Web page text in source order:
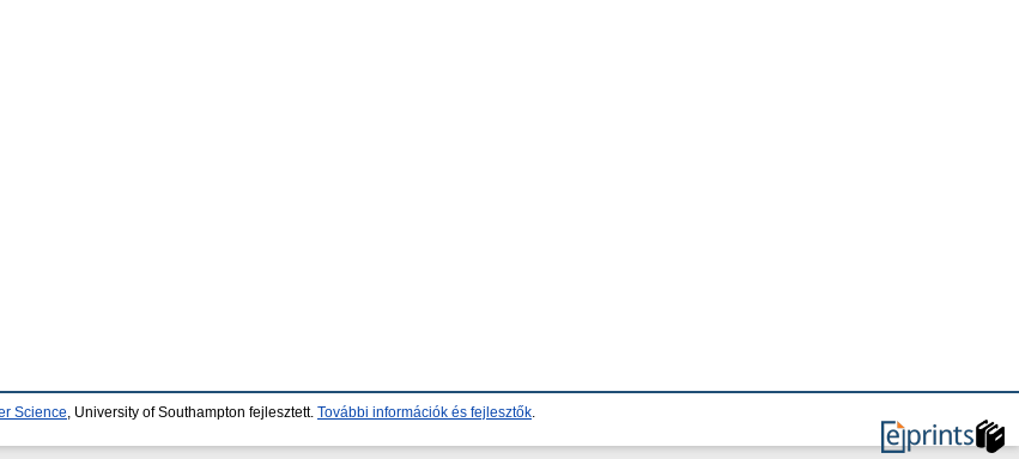
Science , University of Southampton fejlesztett. További információk és fejlesztők